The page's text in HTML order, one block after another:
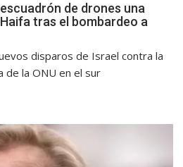
de drones una
tras el bombardeo a
disparos de Israel contra la
de la ONU en el sur